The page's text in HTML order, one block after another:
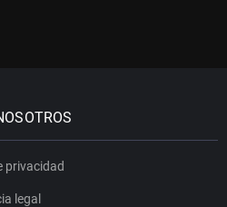
privacidad
legal